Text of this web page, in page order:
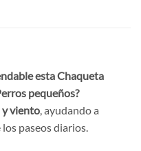
esta Chaqueta
pequeños?
y viento , ayudando a
paseos diarios.